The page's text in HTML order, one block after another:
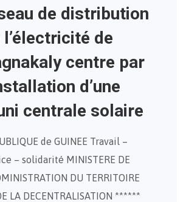
de distribution
l’électricité de
centre par
d’une
centrale solaire
de GUINEE Travail –
– solidarité MINISTERE DE
DU TERRITOIRE
LA DECENTRALISATION ******